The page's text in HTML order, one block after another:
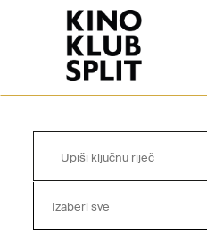
Izaberi sve